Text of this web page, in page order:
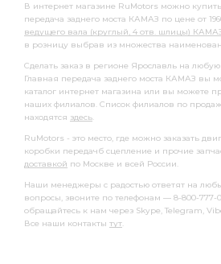
В интернет магазине RuMotors можно
передача заднего моста КАМАЗ по цене от
ведущего вала (круглый, 4 отв. шлицы) КАМАЗ
в розницу выбрав из множества
Сделать заказ в регионе Ярославль на любую
Главная передача заднего моста КАМАЗ вы
каталог интернет магазина или вы можете
наших филиалов. Список филиалов по
находятся здесь.
RuMotors - это место, где можно заказать
коробки передачб сцепление и прочие
доставкой по Москве и всей России.
Наши менеджеры с радостью ответят на
вопросы, звоните по телефонам — 8-800-777-
обращайтесь к нам через Skype, Telegram,
Все наши контакты тут.